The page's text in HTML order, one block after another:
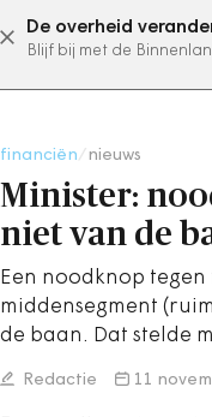
De overheid
Blijf bij met de
financiën nieuws
Minister:
niet van de
Een noodknop
middensegment
de baan. Dat stelde
Redactie 11